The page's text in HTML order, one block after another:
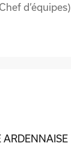
d’équipes)
ARDENNAISE